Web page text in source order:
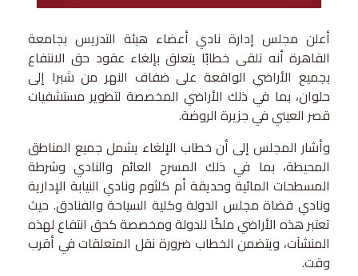
أعلن مجلس إدارة نادي أعضاء هيئة التدريس بجامعة
القاهرة أنه تلقى خطابًا يتعلق بإلغاء عقود حق الانتفاع
بجميع الأراضي الواقعة على ضفاف النهر من شبرا إلى
حلوان، بما في ذلك الأراضي المخصصة لتطوير مستشفيات
قصر العيني في جزيرة الروضة.
وأشار المجلس إلى أن خطاب الإلغاء يشمل جميع المناطق
المحيطة، بما في ذلك المسرح العائم والنادي وشرطة
المسطحات المائية وحديقة أم كلثوم ونادي النيابة الإدارية
ونادي قضاة مجلس الدولة وكلية السياحة والفنادق. حيث
تعتبر هذه الأراضي ملكًا للدولة ومخصصة كحق انتفاع لهذه
المنشآت، ويتضمن الخطاب ضرورة نقل المتعلقات في أقرب
وقت.